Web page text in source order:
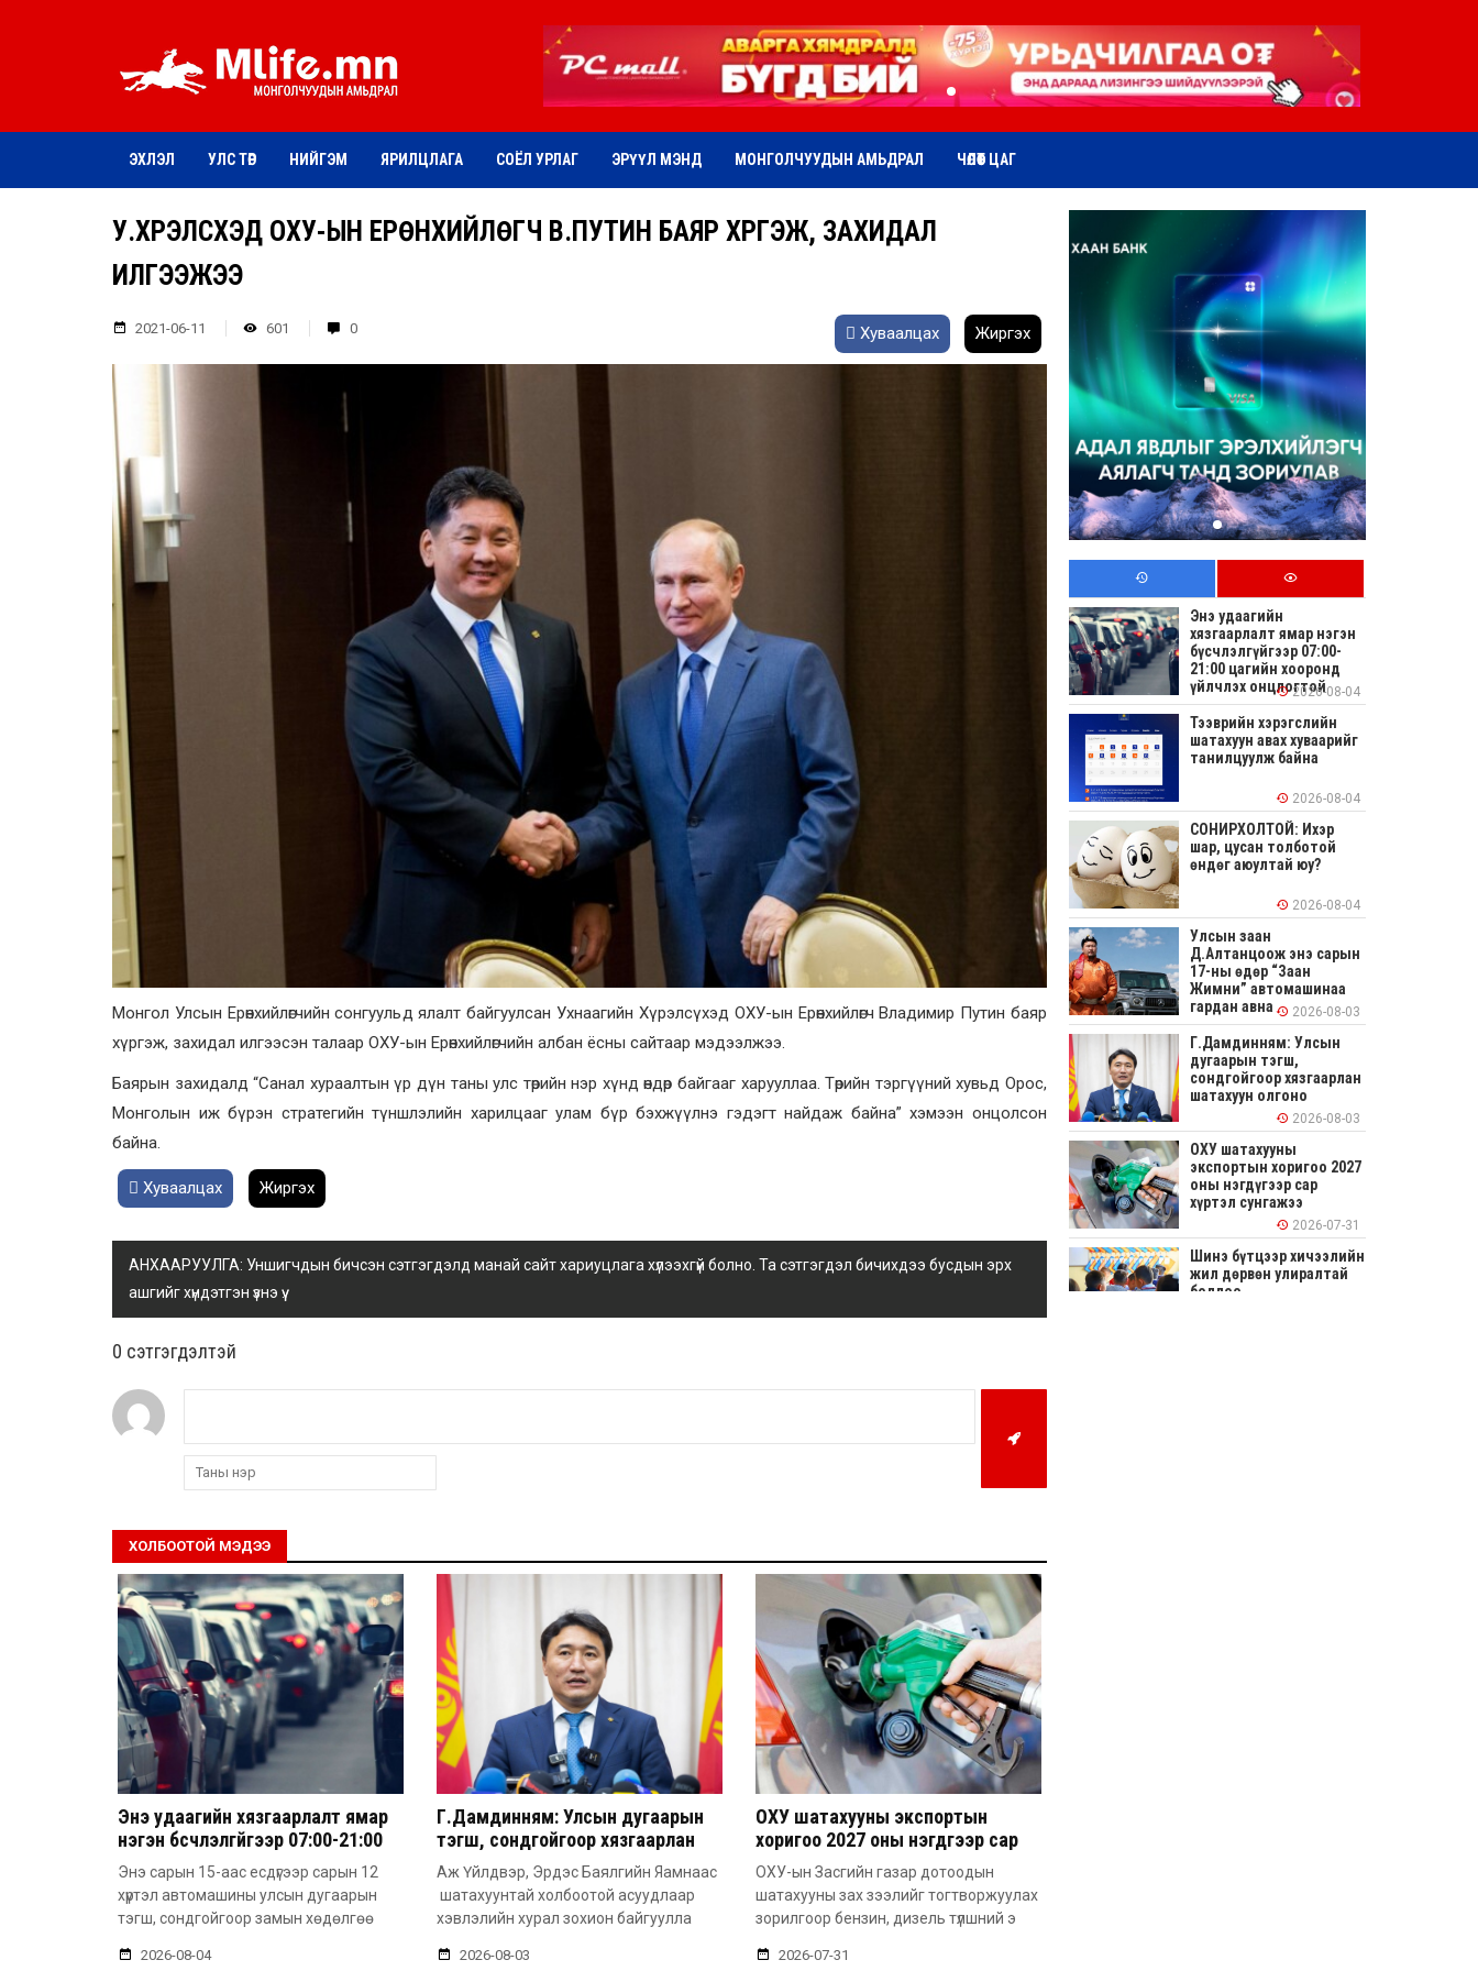
ЭХЛЭЛ УЛС ТӨР НИЙГЭМ ЯРИЛЦЛАГА СОЁЛ УРЛАГ ЭРҮҮЛ МЭНД МОНГОЛЧУУДЫН АМЬДРАЛ ЧӨЛӨӨТ ЦАГ
У.ХҮРЭЛСҮХЭД ОХУ-ЫН ЕРӨНХИЙЛӨГЧ В.ПУТИН БАЯР ХҮРГЭЖ, ЗАХИДАЛ
ИЛГЭЭЖЭЭ
2021-06-11 601 0 Хуваалцах Жиргэх
Монгол Улсын Ерөнхийлөгчийн сонгуульд ялалт байгуулсан Ухнаагийн Хүрэлсүхэд ОХУ-ын Ерөнхийлөгч Владимир Путин баяр
хүргэж, захидал илгээсэн талаар ОХУ-ын Ерөнхийлөгчийн албан ёсны сайтаар мэдээлжээ.
Баярын захидалд “Санал хураалтын үр дүн таны улс төрийн нэр хүнд өндөр байгааг харууллаа. Төрийн тэргүүний хувьд Орос,
Монголын иж бүрэн стратегийн түншлэлийн харилцааг улам бүр бэхжүүлнэ гэдэгт найдаж байна” хэмээн онцолсон
байна.
Хуваалцах Жиргэх
АНХААРУУЛГА: Уншигчдын бичсэн сэтгэгдэлд манай сайт хариуцлага хүлээхгүй болно. Та сэтгэгдэл бичихдээ бусдын эрх
ашгийг хүндэтгэн үзнэ үү.
0 cэтгэгдэлтэй
ХОЛБООТОЙ МЭДЭЭ
Энэ удаагийн хязгаарлалт ямар
нэгэн бүсчлэлгүйгээр 07:00-21:00
цагийн хооронд үйлчлэх
онцлогтой
Энэ сарын 15-аас есдүгээр сарын 12
хүртэл автомашины улсын дугаарын
тэгш, сондгойгоор замын хөдөлгөө
2026-08-04
Г.Дамдинням: Улсын дугаарын
тэгш, сондгойгоор хязгаарлан
шатахуун олгоно
Аж Үйлдвэр, Эрдэс Баялгийн Яамнаас
шатахуунтай холбоотой асуудлаар
хэвлэлийн хурал зохион байгуулла
2026-08-03
ОХУ шатахууны экспортын
хоригоо 2027 оны нэгдүгээр сар
хүртэл сунгажээ
ОХУ-ын Засгийн газар дотоодын
шатахууны зах зээлийг тогтворжуулах
зорилгоор бензин, дизель түлшний э
2026-07-31
Энэ удаагийн
хязгаарлалт ямар нэгэн
бүсчлэлгүйгээр 07:00-
21:00 цагийн хооронд
үйлчлэх онцлогтой2026-08-04
Тээврийн хэрэгслийн
шатахуун авах хуваарийг
танилцуулж байна
2026-08-04
СОНИРХОЛТОЙ: Ихэр
шар, цусан толботой
өндөг аюултай юу?
2026-08-04
Улсын заан
Д.Алтанцоож энэ сарын
17-ны өдөр “Заан
Жимни” автомашинаа
гардан авна
2026-08-03
Г.Дамдинням: Улсын
дугаарын тэгш,
сондгойгоор хязгаарлан
шатахуун олгоно
2026-08-03
ОХУ шатахууны
экспортын хоригоо 2027
оны нэгдүгээр сар
хүртэл сунгажээ
2026-07-31
Шинэ бүтцээр хичээлийн
жил дөрвөн улиралтай
боллоо